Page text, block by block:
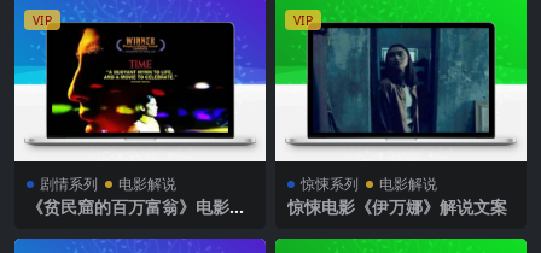
VIP
剧情系列 电影解说
《贫民窟的百万富翁》电影解
VIP
惊悚系列 电影解说
惊悚电影《伊万娜》解说文案